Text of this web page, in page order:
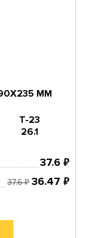
ММ
Т-23
26.1
37.6 ₽
37.6₽ 36.47 ₽